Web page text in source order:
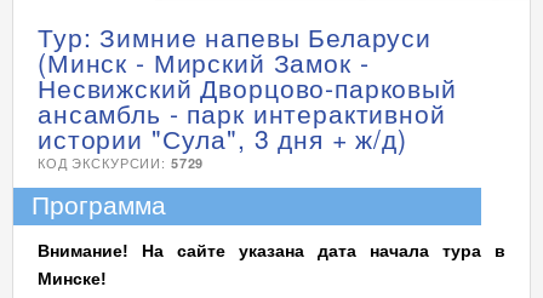
Тур: Зимние напевы Беларуси
(Минск - Мирский Замок -
Несвижский Дворцово-парковый
ансамбль - парк интерактивной
истории "Сула", 3 дня + ж/д)
КОД ЭКСКУРСИИ: 5729
Программа
Внимание! На сайте указана дата начала тура в
Минске!